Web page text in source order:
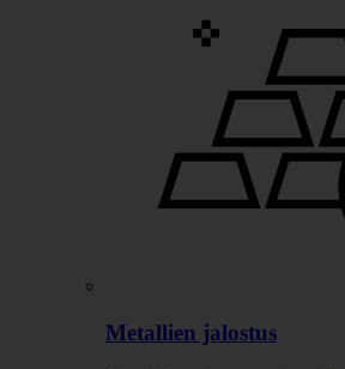
Metallien jalostus